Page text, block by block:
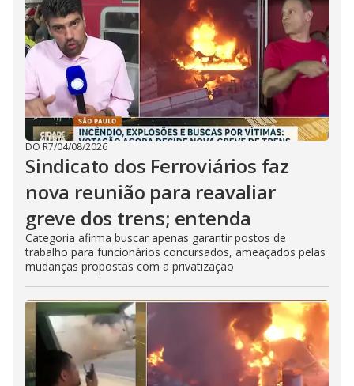
DO R7/04/08/2026
Sindicato dos Ferroviários faz
nova reunião para reavaliar
greve dos trens; entenda
Categoria afirma buscar apenas garantir postos de
trabalho para funcionários concursados, ameaçados pelas
mudanças propostas com a privatização